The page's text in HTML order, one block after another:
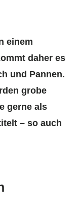
einem
daher es
und Pannen.
grobe
gerne als
– so auch